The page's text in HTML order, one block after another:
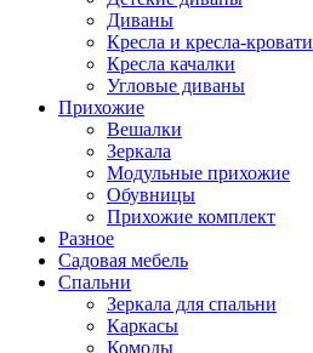
Диваны
Кресла и кресла-кровати
Кресла качалки
Угловые диваны
Прихожие
Вешалки
Зеркала
Модульные прихожие
Обувницы
Прихожие комплект
Разное
Садовая мебель
Спальни
Зеркала для спальни
Каркасы
Комоды